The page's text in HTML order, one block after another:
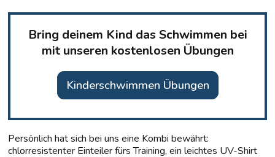
Bring deinem Kind das Schwimmen bei
mit unseren kostenlosen Übungen
Kinderschwimmen Übungen
Persönlich hat sich bei uns eine Kombi bewährt:
chlorresistenter Einteiler fürs Training, ein leichtes UV-Shirt